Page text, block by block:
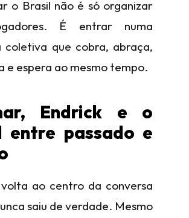
o Brasil não é só organizar
É entrar numa
coletiva que cobra, abraça,
e espera ao mesmo tempo.
Endrick e o
entre passado e
ao centro da conversa
saiu de verdade. Mesmo